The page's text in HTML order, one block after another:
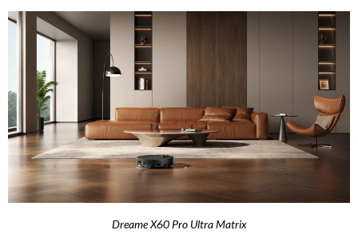
Dreame X60 Pro Ultra Matrix